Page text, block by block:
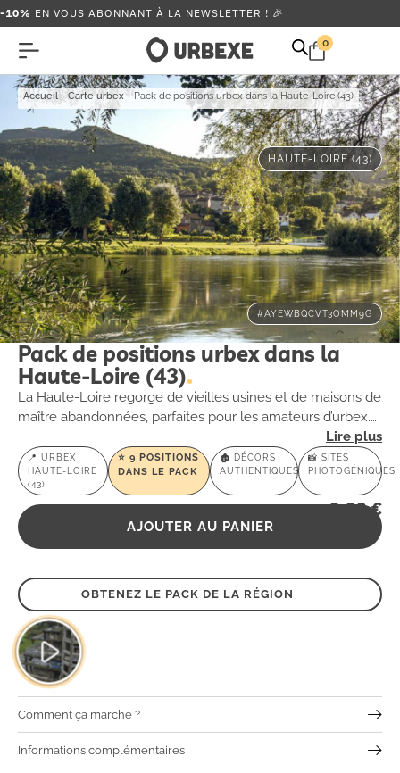
-10% EN VOUS ABONNANT À LA NEWSLETTER ! 🎉
0
Accueil-Carte urbex-Pack de positions urbex dans la Haute-Loire (43)
HAUTE-LOIRE (43)
#AYEWBQCVT3OMM9G
Pack de positions urbex dans la
Haute-Loire (43)
La Haute-Loire regorge de vieilles usines et de maisons de
maître abandonnées, parfaites pour les amateurs d’urbex.
Ce département rural propose des spots cachés dans des
vallées verdoyantes, où le passé semble encore palpable
à chaque coin de rue.
📍 URBEX
HAUTE-LOIRE
(43)
⭐️ 9 POSITIONS
DANS LE PACK
🏚️ DÉCORS
AUTHENTIQUES
📸 SITES
PHOTOGÉNIQUES
9,99€
AJOUTER AU PANIER
OBTENEZ LE PACK DE LA RÉGION
Comment ça marche ?
Informations complémentaires